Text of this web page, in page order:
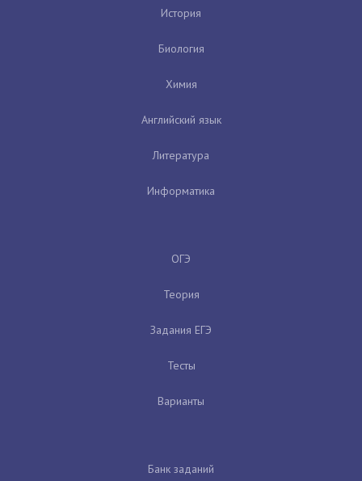
История
Биология
Химия
Английский язык
Литература
Информатика
ОГЭ
Теория
Задания ЕГЭ
Тесты
Варианты
Банк заданий